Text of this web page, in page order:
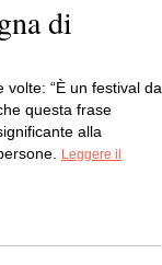
di
volte: “È un festival da
questa frase
alla
Leggere il